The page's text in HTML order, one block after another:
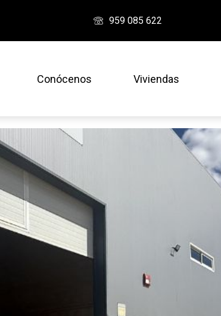
959 085 622
Conócenos Viviendas